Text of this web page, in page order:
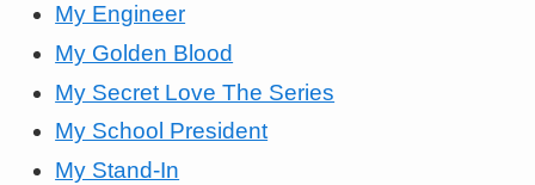
My Engineer
My Golden Blood
My Secret Love The Series
My School President
My Stand-In